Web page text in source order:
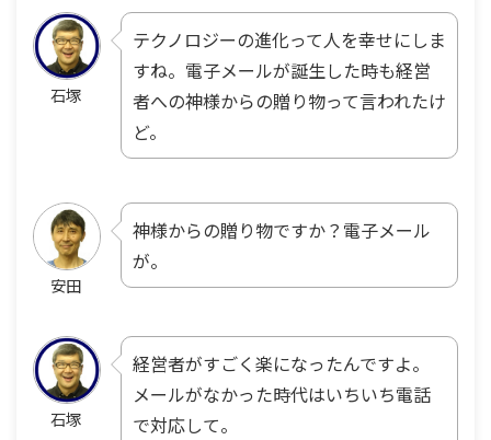
石塚
テクノロジーの進化って人を幸せにしま
すね。電子メールが誕生した時も経営
者への神様からの贈り物って言われたけ
ど。
安田
神様からの贈り物ですか？電子メール
が。
石塚
経営者がすごく楽になったんですよ。
メールがなかった時代はいちいち電話
で対応して。